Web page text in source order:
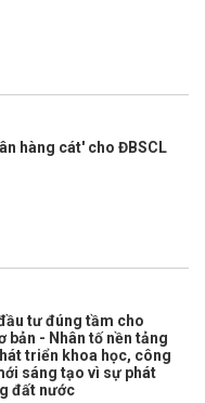
hàng cát' cho ĐBSCL
tư đúng tầm cho
bản - Nhân tố nền tảng
triển khoa học, công
sáng tạo vì sự phát
đất nước